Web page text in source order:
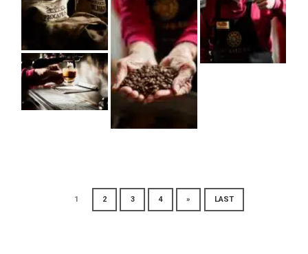
1 2 3 4 » LAST